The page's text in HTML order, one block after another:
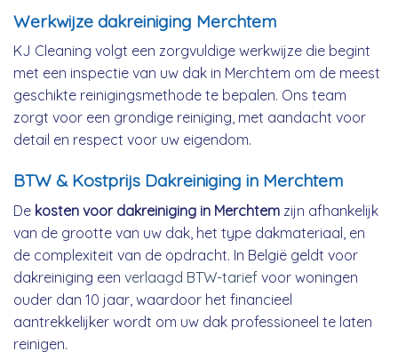
Werkwijze dakreiniging Merchtem
KJ Cleaning volgt een zorgvuldige werkwijze die begint
met een inspectie van uw dak in Merchtem om de meest
geschikte reinigingsmethode te bepalen. Ons team
zorgt voor een grondige reiniging, met aandacht voor
detail en respect voor uw eigendom.
BTW & Kostprijs Dakreiniging in Merchtem
De kosten voor dakreiniging in Merchtem zijn afhankelijk
van de grootte van uw dak, het type dakmateriaal, en
de complexiteit van de opdracht. In België geldt voor
dakreiniging een verlaagd BTW-tarief voor woningen
ouder dan 10 jaar, waardoor het financieel
aantrekkelijker wordt om uw dak professioneel te laten
reinigen.